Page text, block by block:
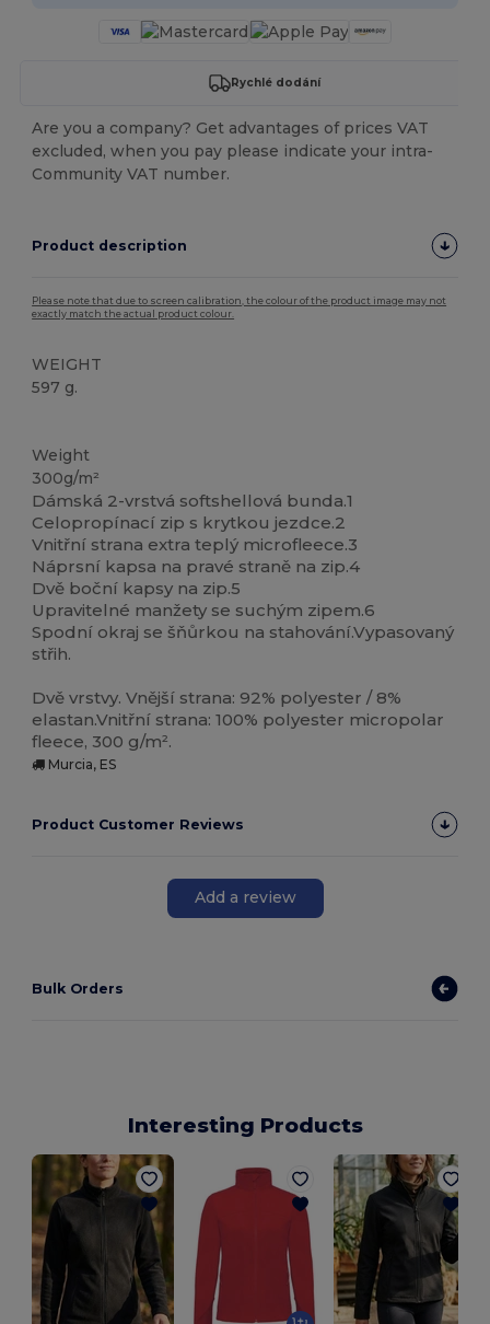
Rychlé dodání
Are you a company? Get advantages of prices VAT
excluded, when you pay please indicate your intra-
Community VAT number.
Product description
Please note that due to screen calibration, the colour of the product image may not
exactly match the actual product colour.
WEIGHT
597 g.
Weight
300g/m²
Dámská 2-vrstvá softshellová bunda.1
Celopropínací zip s krytkou jezdce.2
Vnitřní strana extra teplý microfleece.3
Náprsní kapsa na pravé straně na zip.4
Dvě boční kapsy na zip.5
Upravitelné manžety se suchým zipem.6
Spodní okraj se šňůrkou na stahování.Vypasovaný
střih.
Dvě vrstvy. Vnější strana: 92% polyester / 8%
elastan.Vnitřní strana: 100% polyester micropolar
fleece, 300 g/m².
Murcia, ES
Product Customer Reviews
Add a review
Bulk Orders
Interesting Products